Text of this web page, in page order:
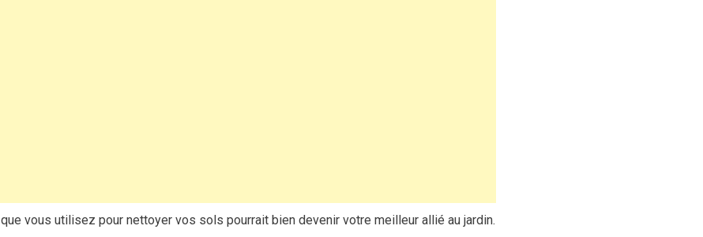
que vous utilisez pour nettoyer vos sols pourrait bien devenir votre meilleur allié au jardin.